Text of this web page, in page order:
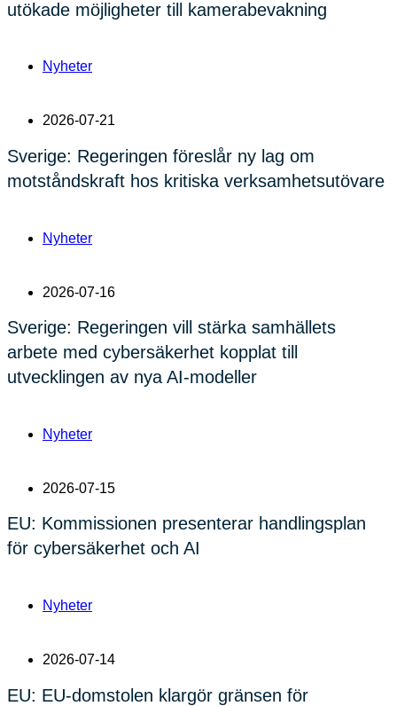
utökade möjligheter till kamerabevakning
Nyheter
2026-07-21
Sverige: Regeringen föreslår ny lag om
motståndskraft hos kritiska verksamhetsutövare
Nyheter
2026-07-16
Sverige: Regeringen vill stärka samhällets
arbete med cybersäkerhet kopplat till
utvecklingen av nya AI-modeller
Nyheter
2026-07-15
EU: Kommissionen presenterar handlingsplan
för cybersäkerhet och AI
Nyheter
2026-07-14
EU: EU-domstolen klargör gränsen för